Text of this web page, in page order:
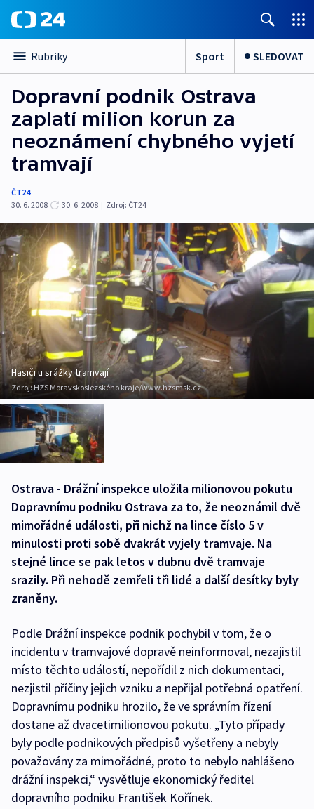
Rubriky Sport SLEDOVAT
Dopravní podnik Ostrava
zaplatí milion korun za
neoznámení chybného vyjetí
tramvají
ČT24
30. 6. 2008
30. 6. 2008 | Zdroj: ČT24
Hasiči u srážky tramvají
Zdroj: HZS Moravskoslezského kraje/www.hzsmsk.cz
Ostrava - Drážní inspekce uložila milionovou pokutu
Dopravnímu podniku Ostrava za to, že neoznámil dvě
mimořádné události, při nichž na lince číslo 5 v
minulosti proti sobě dvakrát vyjely tramvaje. Na
stejné lince se pak letos v dubnu dvě tramvaje
srazily. Při nehodě zemřeli tři lidé a další desítky byly
zraněny.
Podle Drážní inspekce podnik pochybil v tom, že o
incidentu v tramvajové dopravě neinformoval, nezajistil
místo těchto událostí, nepořídil z nich dokumentaci,
nezjistil příčiny jejich vzniku a nepřijal potřebná opatření.
Dopravnímu podniku hrozilo, že ve správním řízení
dostane až dvacetimilionovou pokutu. „Tyto případy
byly podle podnikových předpisů vyšetřeny a nebyly
považovány za mimořádné, proto to nebylo nahlášeno
drážní inspekci,“ vysvětluje ekonomický ředitel
dopravního podniku František Kořínek.